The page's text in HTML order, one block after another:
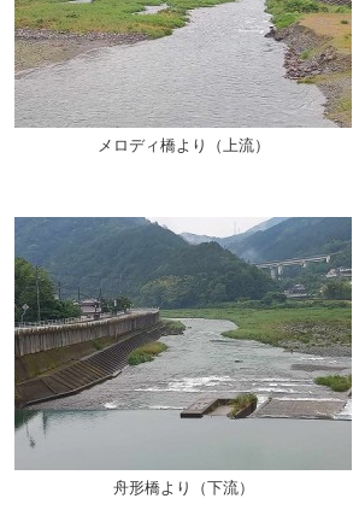
メロディ橋より（上流）
舟形橋より（下流）